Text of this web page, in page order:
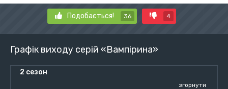
Подобається! 36 4
Графік виходу серій «Вампірина»
2 сезон
згорнути